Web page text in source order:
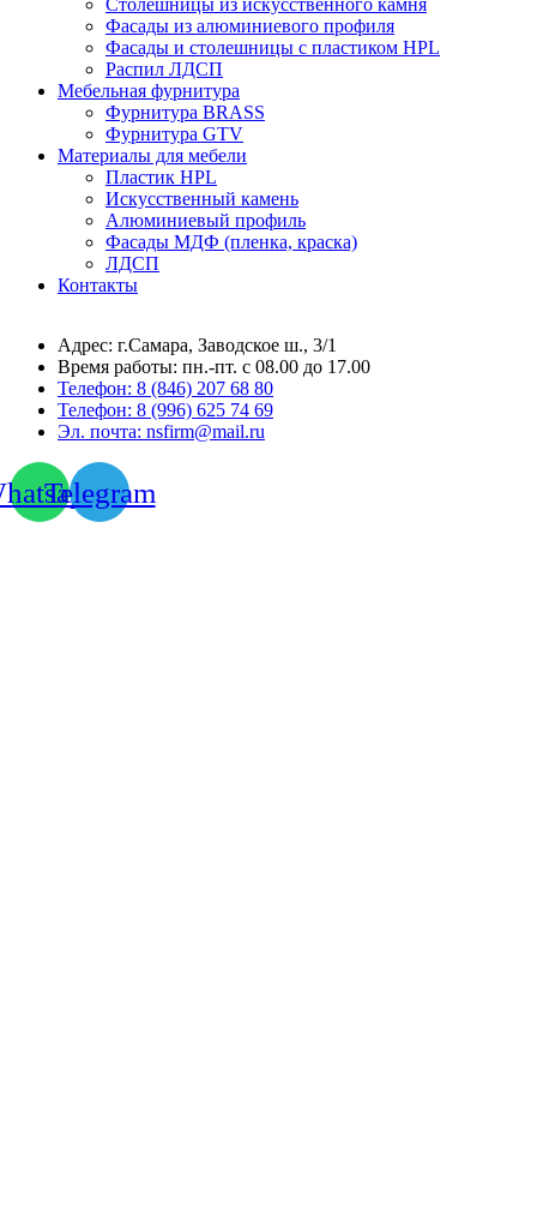
Столешницы из искусственного камня
Фасады из алюминиевого профиля
Фасады и столешницы с пластиком HPL
Распил ЛДСП
Мебельная фурнитура
Фурнитура BRASS
Фурнитура GTV
Материалы для мебели
Пластик HPL
Искусственный камень
Алюминиевый профиль
Фасады МДФ (пленка, краска)
ЛДСП
Контакты
Адрес: г.Самара, Заводское ш., 3/1
Время работы: пн.-пт. с 08.00 до 17.00
Телефон: 8 (846) 207 68 80
Телефон: 8 (996) 625 74 69
Эл. почта: nsfirm@mail.ru
Telegram